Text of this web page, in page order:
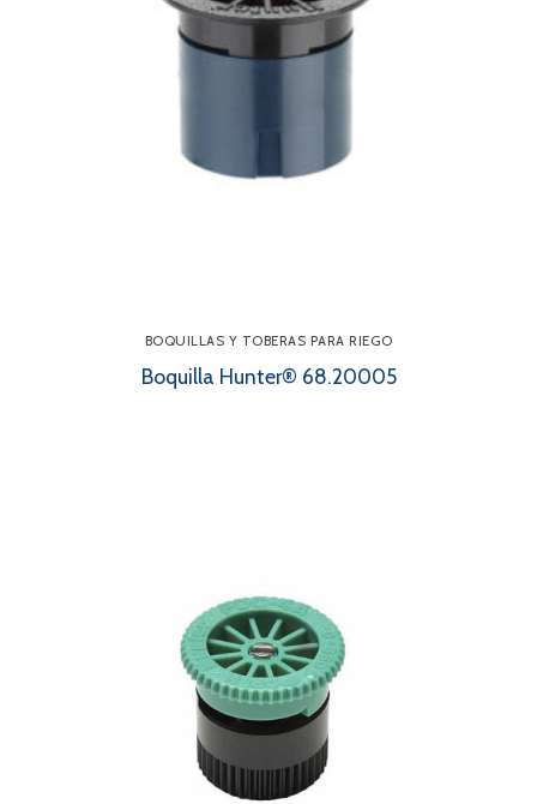
BOQUILLAS Y TOBERAS PARA RIEGO
Boquilla Hunter® 68.20005